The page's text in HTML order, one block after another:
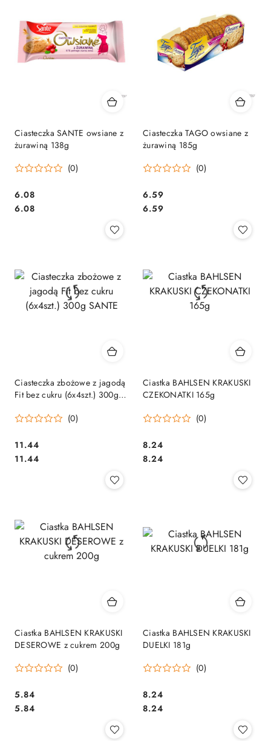
Ciasteczka SANTE owsiane z
żurawiną 138g
(0)
Cena:
6.08
Cena:
6.08
Ciasteczka TAGO owsiane z
żurawiną 185g
(0)
Cena:
6.59
Cena:
6.59
Ciasteczka zbożowe z jagodą
Fit bez cukru (6x4szt.) 300g
(0)
Cena:
11.44
Cena:
11.44
Ciastka BAHLSEN KRAKUSKI
CZEKONATKI 165g
(0)
Cena:
8.24
Cena:
8.24
Ciastka BAHLSEN KRAKUSKI
DESEROWE z cukrem 200g
(0)
Cena:
5.84
Cena:
5.84
Ciastka BAHLSEN KRAKUSKI
DUELKI 181g
(0)
Cena:
8.24
Cena:
8.24